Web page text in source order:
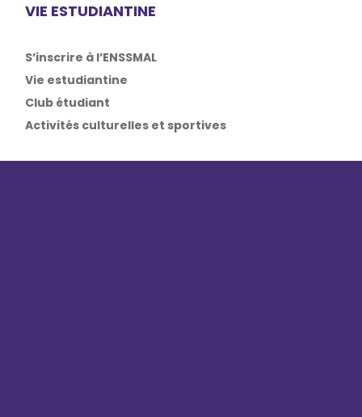
VIE ESTUDIANTINE
S’inscrire à l’ENSSMAL
Vie estudiantine
Club étudiant
Activités culturelles et sportives